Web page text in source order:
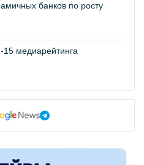
банков по росту
15 медиарейтинга